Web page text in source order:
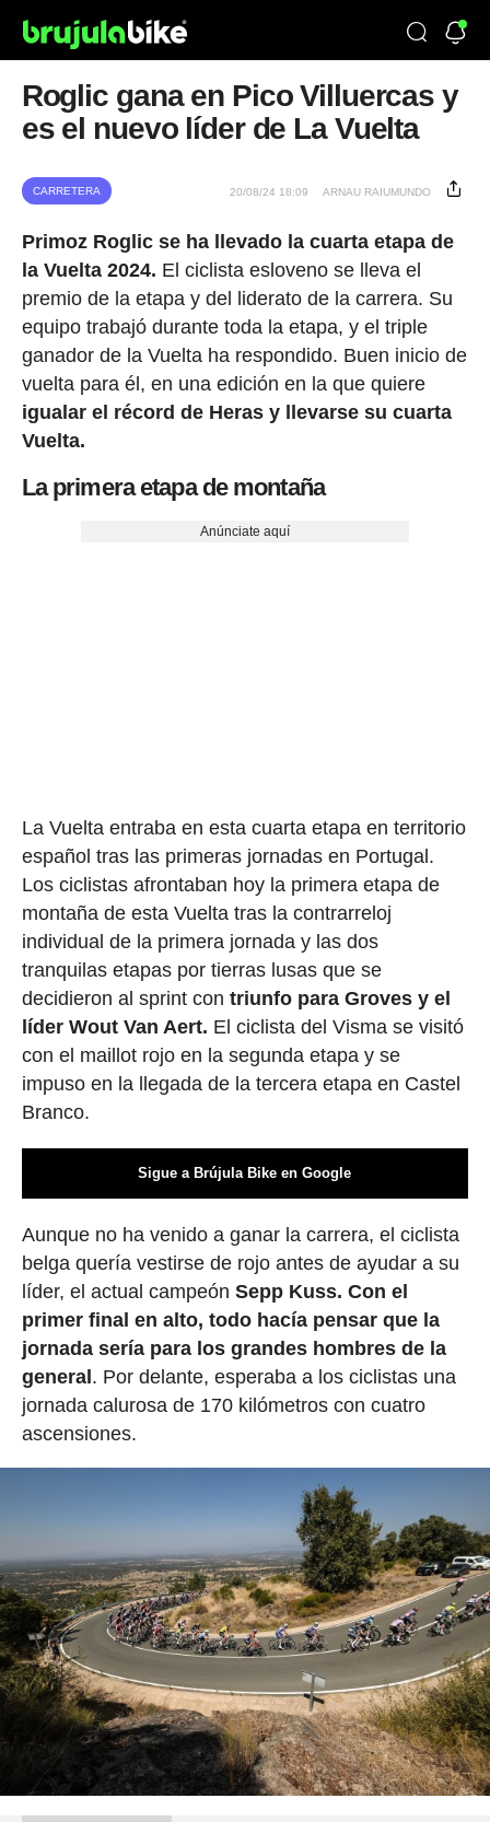
Roglic gana en Pico Villuercas y
es el nuevo líder de La Vuelta
CARRETERA 20/08/24 18:09 ARNAU RAIUMUNDO
Primoz Roglic se ha llevado la cuarta etapa de
la Vuelta 2024. El ciclista esloveno se lleva el
premio de la etapa y del liderato de la carrera. Su
equipo trabajó durante toda la etapa, y el triple
ganador de la Vuelta ha respondido. Buen inicio de
vuelta para él, en una edición en la que quiere
igualar el récord de Heras y llevarse su cuarta
Vuelta.
La primera etapa de montaña
Anúnciate aquí
La Vuelta entraba en esta cuarta etapa en territorio
español tras las primeras jornadas en Portugal.
Los ciclistas afrontaban hoy la primera etapa de
montaña de esta Vuelta tras la contrarreloj
individual de la primera jornada y las dos
tranquilas etapas por tierras lusas que se
decidieron al sprint con triunfo para Groves y el
líder Wout Van Aert. El ciclista del Visma se visitó
con el maillot rojo en la segunda etapa y se
impuso en la llegada de la tercera etapa en Castel
Branco.
Sigue a Brújula Bike en Google
Aunque no ha venido a ganar la carrera, el ciclista
belga quería vestirse de rojo antes de ayudar a su
líder, el actual campeón Sepp Kuss. Con el
primer final en alto, todo hacía pensar que la
jornada sería para los grandes hombres de la
general . Por delante, esperaba a los ciclistas una
jornada calurosa de 170 kilómetros con cuatro
ascensiones.